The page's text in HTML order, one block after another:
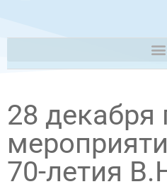
28 декабря
70-летия